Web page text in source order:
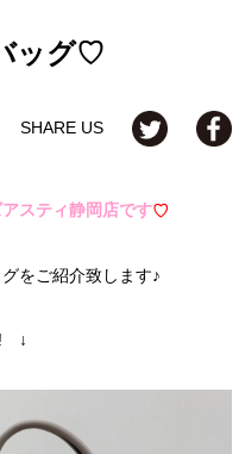
ッグ♡
SHARE US
スティ静岡店です♡
をご紹介致します♪
↓